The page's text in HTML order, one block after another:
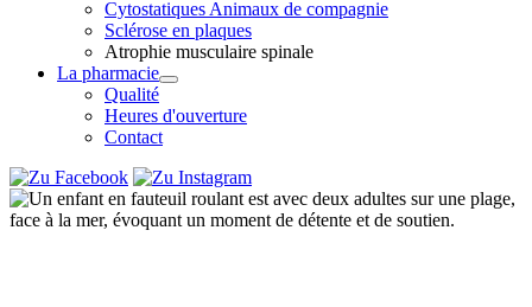
Cytostatiques Animaux de compagnie
Sclérose en plaques
Atrophie musculaire spinale
La pharmacie
Qualité
Heures d'ouverture
Contact